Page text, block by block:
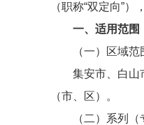
（职称“双定向”
一、适用范围
（一）区域范
集安市、白山
（市、区）。
（二）系列